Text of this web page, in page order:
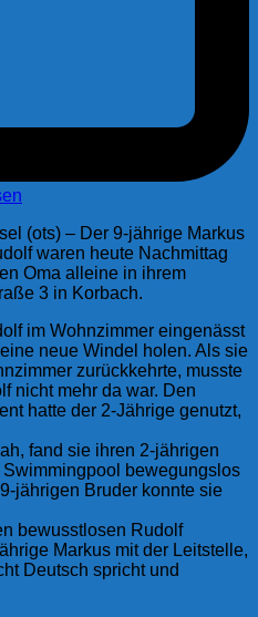
(ots) – Der 9-jährige Markus
waren heute Nachmittag
Oma alleine in ihrem
3 in Korbach.
im Wohnzimmer eingenässt
neue Windel holen. Als sie
zurückkehrte, musste
nicht mehr da war. Den
hatte der 2-Jährige genutzt,
fand sie ihren 2-jährigen
bewegungslos
jährigen Bruder konnte sie
bewusstlosen Rudolf
Markus mit der Leitstelle,
Deutsch spricht und